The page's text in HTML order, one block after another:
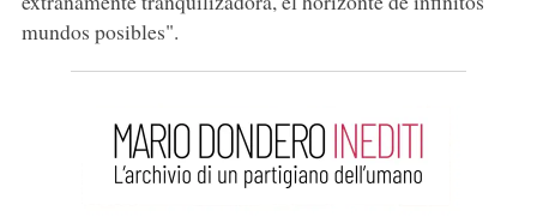
mundos posibles".